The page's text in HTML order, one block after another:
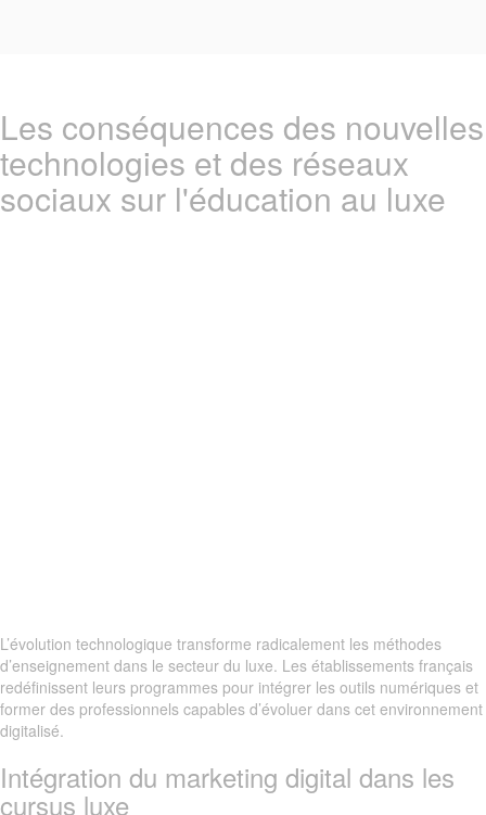
Les conséquences des nouvelles
technologies et des réseaux
sociaux sur l'éducation au luxe
L’évolution technologique transforme radicalement les méthodes
d’enseignement dans le secteur du luxe. Les établissements français
redéfinissent leurs programmes pour intégrer les outils numériques et
former des professionnels capables d’évoluer dans cet environnement
digitalisé.
Intégration du marketing digital dans les
cursus luxe